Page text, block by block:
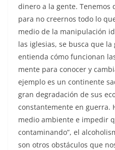
dinero a la gente. Tenemos
para no creernos todo lo
medio de la manipulación
las iglesias, se busca que
entienda cómo funcionan
mente para conocer y
ejemplo es un continente
gran degradación de sus
constantemente en guerra.
medio ambiente e impedir
contaminando”, el
son otros obstáculos que